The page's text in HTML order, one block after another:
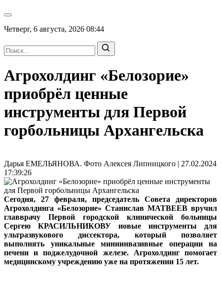
Четверг, 6 августа, 2026 08:44
Агрохолдинг «Белозорие»
приобрёл ценные
инструменты для Первой
горбольницы Архангельска
Дарья ЕМЕЛЬЯНОВА. Фото Алексея Липницкого | 27.02.2024
17:39:26
Сегодня, 27 февраля, председатель Совета директоров
Агрохолдинга «Белозорие» Станислав МАТВЕЕВ вручил
главврачу Первой городской клинической больницы
Сергею КРАСИЛЬНИКОВУ новые инструменты для
ультразвукового диссектора, который позволяет
выполнять уникальные миниинвазивные операции на
печени и поджелудочной железе. Агрохолдинг помогает
медицинскому учреждению уже на протяжении 15 лет.